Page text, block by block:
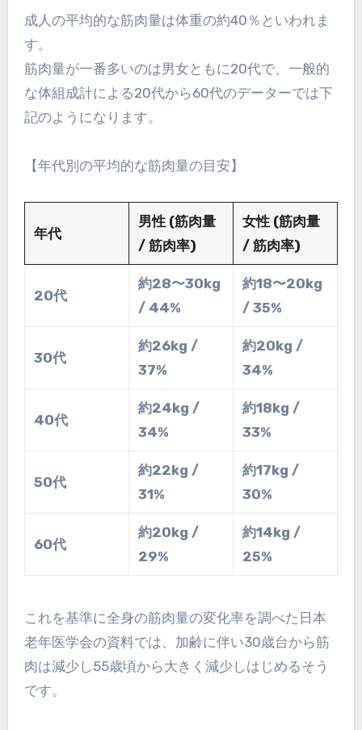
成人の平均的な筋肉量は体重の約40％といわれま
す。
筋肉量が一番多いのは男女ともに20代で、一般的
な体組成計による20代から60代のデーターでは下
記のようになります。
【年代別の平均的な筋肉量の目安】
年代
男性 (筋肉量
/ 筋肉率)
女性 (筋肉量
/ 筋肉率)
20代
約28〜30kg
/ 44%
約18〜20kg
/ 35%
30代
約26kg /
37%
約20kg /
34%
40代
約24kg /
34%
約18kg /
33%
50代
約22kg /
31%
約17kg /
30%
60代
約20kg /
29%
約14kg /
25%
これを基準に全身の筋肉量の変化率を調べた日本
老年医学会の資料では、加齢に伴い30歳台から筋
肉は減少し55歳頃から大きく減少しはじめるそう
です。